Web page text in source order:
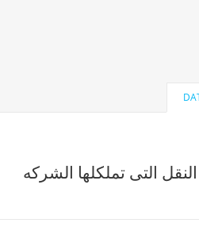
التى تملكلها الشركه